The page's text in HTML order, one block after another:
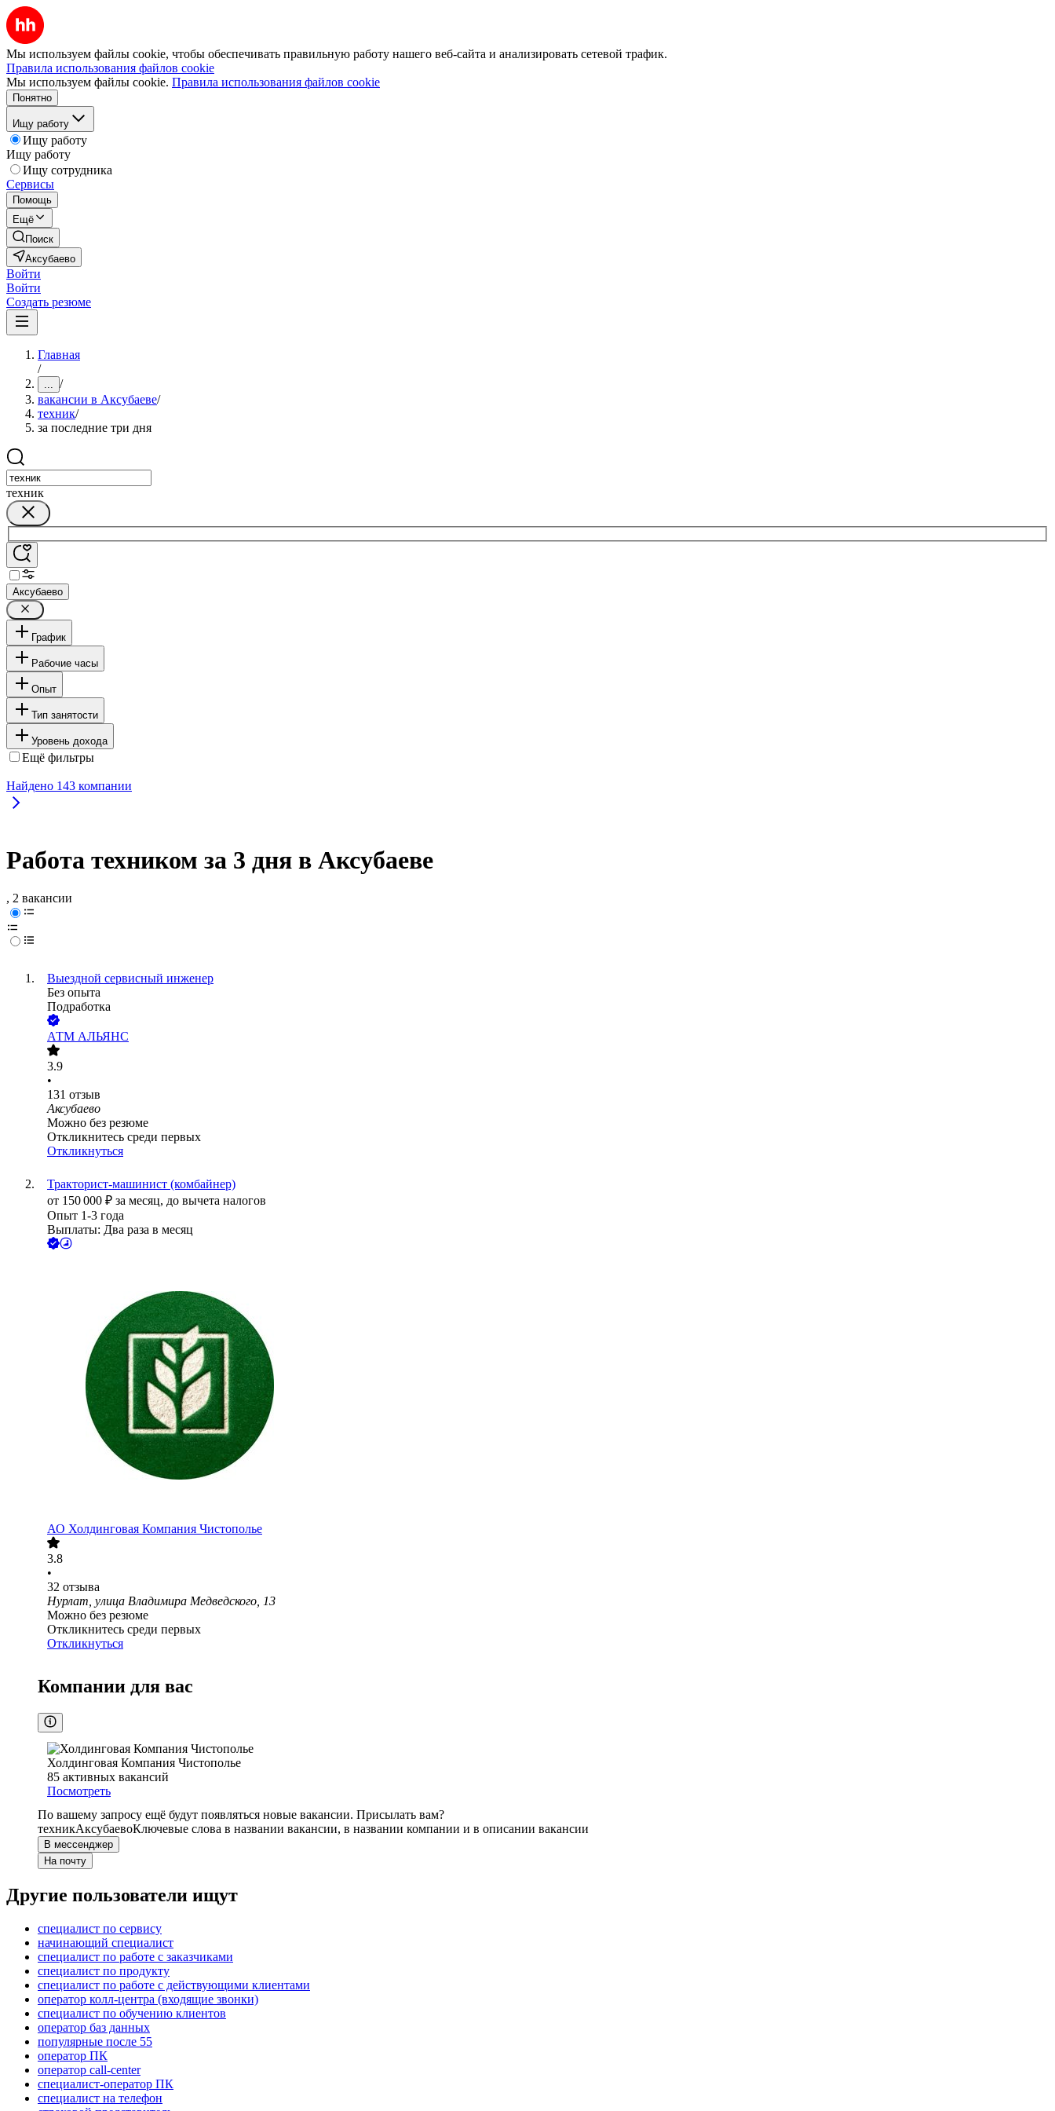
Мы используем файлы cookie, чтобы обеспечивать правильную работу нашего веб-сайта и анализировать сетевой трафик.
Правила использования файлов cookie
Мы используем файлы cookie. Правила использования файлов cookie
Понятно
Ищу работу
Ищу работу
Ищу работу
Ищу сотрудника
Сервисы
Помощь
Ещё
Поиск
Аксубаево
Войти
Войти
Создать резюме
Главная
/
... /
вакансии в Аксубаеве/
техник/
за последние три дня
техник
Аксубаево
График
Рабочие часы
Опыт
Тип занятости
Уровень дохода
Ещё фильтры
Найдено 143 компании
Работа техником за 3 дня в Аксубаеве
, 2 вакансии
Выездной сервисный инженер
Без опыта
Подработка
АТМ АЛЬЯНС
3.9
•
131 отзыв
Аксубаево
Можно без резюме
Откликнитесь среди первых
Откликнуться
Тракторист-машинист (комбайнер)
от 150 000 ₽ за месяц, до вычета налогов
Опыт 1-3 года
Выплаты: Два раза в месяц
АО Холдинговая Компания Чистополье
3.8
•
32 отзыва
Нурлат, улица Владимира Медведского, 13
Можно без резюме
Откликнитесь среди первых
Откликнуться
Компании для вас
Холдинговая Компания Чистополье
85 активных вакансий
Посмотреть
По вашему запросу ещё будут появляться новые вакансии. Присылать вам?
техникАксубаевоКлючевые слова в названии вакансии, в названии компании и в описании вакансии
В мессенджер
На почту
Другие пользователи ищут
специалист по сервису
начинающий специалист
специалист по работе с заказчиками
специалист по продукту
специалист по работе с действующими клиентами
оператор колл-центра (входящие звонки)
специалист по обучению клиентов
оператор баз данных
популярные после 55
оператор ПК
оператор call-center
специалист-оператор ПК
специалист на телефон